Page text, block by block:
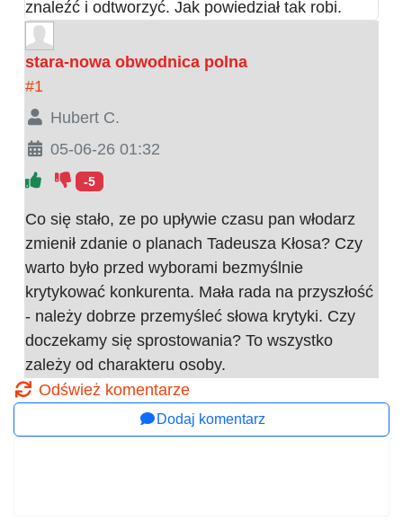
znaleźć i odtworzyć. Jak powiedział tak robi.
stara-nowa obwodnica polna
#1
Hubert C.
05-06-26 01:32
-5
Co się stało, ze po upływie czasu pan włodarz
zmienił zdanie o planach Tadeusza Kłosa? Czy
warto było przed wyborami bezmyślnie
krytykować konkurenta. Mała rada na przyszłość
- należy dobrze przemyśleć słowa krytyki. Czy
doczekamy się sprostowania? To wszystko
zależy od charakteru osoby.
Odśwież komentarze
Dodaj komentarz